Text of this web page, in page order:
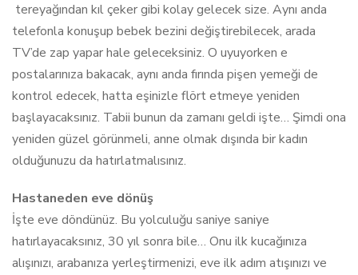
tereyağından kıl çeker gibi kolay gelecek size. Aynı anda
telefonla konuşup bebek bezini değiştirebilecek, arada
TV’de zap yapar hale geleceksiniz. O uyuyorken e
postalarınıza bakacak, aynı anda fırında pişen yemeği de
kontrol edecek, hatta eşinizle flört etmeye yeniden
başlayacaksınız. Tabii bunun da zamanı geldi işte… Şimdi ona
yeniden güzel görünmeli, anne olmak dışında bir kadın
olduğunuzu da hatırlatmalısınız.
Hastaneden eve dönüş
İşte eve döndünüz. Bu yolculuğu saniye saniye
hatırlayacaksınız, 30 yıl sonra bile… Onu ilk kucağınıza
alışınızı, arabanıza yerleştirmenizi, eve ilk adım atışınızı ve